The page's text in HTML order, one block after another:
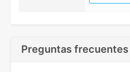
Preguntas frecuentes